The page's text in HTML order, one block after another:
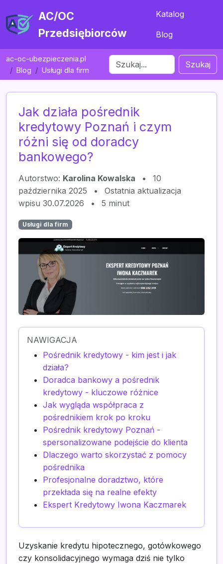
AC/OC
Przedsiębiorców
Katalog
Blog
ac-oc-ubezpieczenia.pl
Blog
Usługi dla firm
Szukaj
Jak działa pośrednik
kredytowy Poznań i czym
różni się od doradcy
bankowego?
Autorstwo: Karolina Kowalska •
10
października 2025
•
Ostatnia aktualizacja
wpisu 30.07.2026
• 5 minut
Usługi dla firm
NAWIGACJA
Pośrednik kredytowy - kim jest i jak
działa?
Doradca bankowy a pośrednik
kredytowy - kluczowe różnice
Jak wygląda współpraca z
pośrednikiem krok po kroku
Pośrednik kredytowy Poznań -
spersonalizowane podejście do klienta
Dlaczego warto skorzystać z pomocy
pośrednika
Profesjonalne doradztwo, które
przekłada się na realne efekty
Ekspert Kredytowy Iwona Kaczmarek
Uzyskanie kredytu hipotecznego, gotówkowego
czy konsolidacyjnego wymaga dziś nie tylko